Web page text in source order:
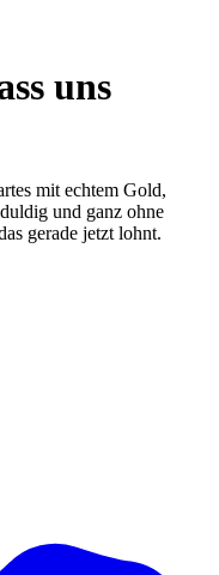
uns
mit echtem Gold,
und ganz ohne
gerade jetzt lohnt.